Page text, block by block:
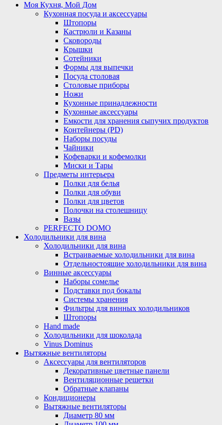
Моя Кухня, Мой Дом
Кухонная посуда и аксессуары
Штопоры
Кастрюли и Казаны
Сковороды
Крышки
Сотейники
Формы для выпечки
Посуда столовая
Столовые приборы
Ножи
Кухонные принадлежности
Кухонные аксессуары
Емкости для хранения сыпучих продуктов
Контейнеры (PD)
Наборы посуды
Чайники
Кофеварки и кофемолки
Миски и Тары
Предметы интерьера
Полки для белья
Полки для обуви
Полки для цветов
Полочки на столешницу
Вазы
PERFECTO DOMO
Холодильники для вина
Холодильники для вина
Встраиваемые холодильники для вина
Отдельностоящие холодильники для вина
Винные аксессуары
Наборы сомелье
Подставки под бокалы
Системы хранения
Фильтры для винных холодильников
Штопоры
Hand made
Холодильники для шоколада
Vinus Dominus
Вытяжные вентиляторы
Аксессуары для вентиляторов
Декоративные цветные панели
Вентиляционные решетки
Обратные клапаны
Кондиционеры
Вытяжные вентиляторы
Диаметр 80 мм